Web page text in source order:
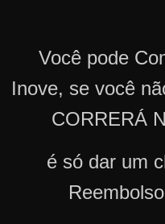
Você pode
Inove, se você
CORRERÁ
é só dar um